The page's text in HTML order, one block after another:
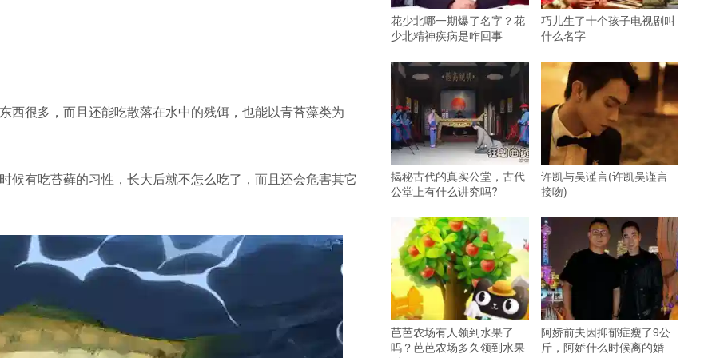
西很多，而且还能吃散落在水中的残饵，也能以青苔藻类为
候有吃苔藓的习性，长大后就不怎么吃了，而且还会危害其它
花少北哪一期爆了名字？花
少北精神疾病是咋回事
巧儿生了十个孩子电视剧叫
什么名字
揭秘古代的真实公堂，古代
公堂上有什么讲究吗?
许凯与吴谨言(许凯吴谨言
接吻)
芭芭农场有人领到水果了
吗？芭芭农场多久领到水果
阿娇前夫因抑郁症瘦了9公
斤，阿娇什么时候离的婚